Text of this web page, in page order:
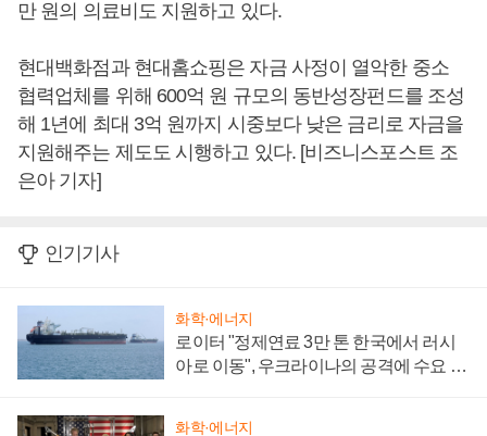
만 원의 의료비도 지원하고 있다.
현대백화점과 현대홈쇼핑은 자금 사정이 열악한 중소
협력업체를 위해 600억 원 규모의 동반성장펀드를 조성
해 1년에 최대 3억 원까지 시중보다 낮은 금리로 자금을
지원해주는 제도도 시행하고 있다. [비즈니스포스트 조
은아 기자]
인기기사
화학·에너지
로이터 "정제연료 3만 톤 한국에서 러시
아로 이동", 우크라이나의 공격에 수요 늘
화학·에너지